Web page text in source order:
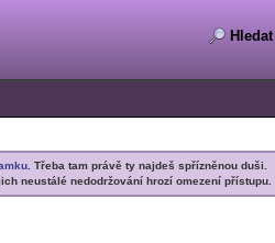
Hledat
. Třeba tam právě ty najdeš spřízněnou duši.
neustálé nedodržování hrozí omezení přístupu.